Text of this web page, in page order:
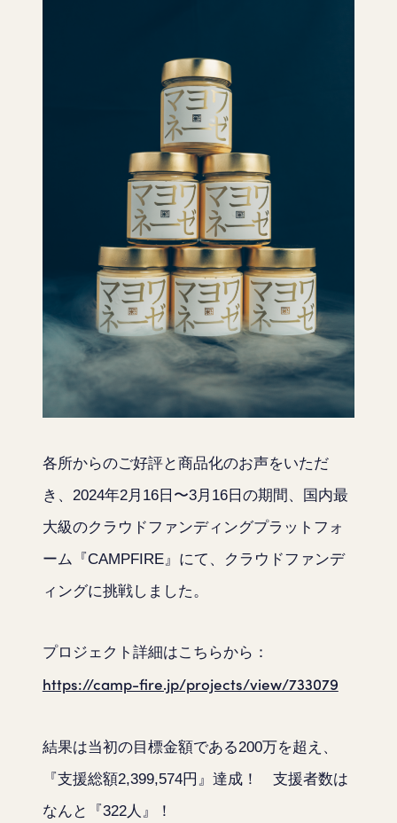
各所からのご好評と商品化のお声をいただ
き、2024年2月16日〜3月16日の期間、国内最
大級のクラウドファンディングプラットフォ
ーム『CAMPFIRE』にて、クラウドファンデ
ィングに挑戦しました。
プロジェクト詳細はこちらから：
https://camp-fire.jp/projects/view/733079
結果は当初の目標金額である200万を超え、
『支援総額2,399,574円』 達成！ 支援者数は
なんと
『322人』 ！